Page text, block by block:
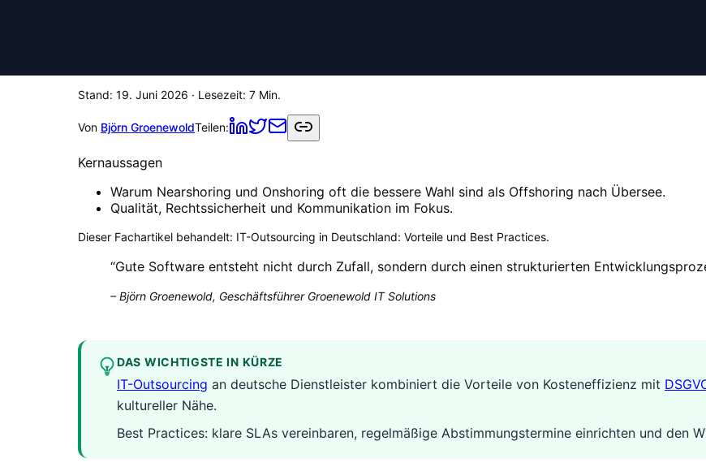
Stand: 19. Juni 2026 · Lesezeit: 7 Min.
Von Björn GroenewoldTeilen:
Kernaussagen
Warum Nearshoring und Onshoring oft die bessere Wahl sind als Offshoring nach Übersee.
Qualität, Rechtssicherheit und Kommunikation im Fokus.
Dieser Fachartikel behandelt: IT-Outsourcing in Deutschland: Vorteile und Best Practices.
“Gute Software entsteht nicht durch Zufall, sondern durch einen strukturierten
–Björn Groenewold, Geschäftsführer Groenewold IT Solutions
DAS WICHTIGSTE IN KÜRZE
IT-Outsourcing an deutsche Dienstleister kombiniert die Vorteile von Kosteneffizienz mit
kultureller Nähe.
Best Practices: klare SLAs vereinbaren, regelmäßige Abstimmungstermine einrichten und den